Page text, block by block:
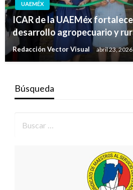
UAEMÉX
ICAR de la UAEMéx
desarrollo agropecuario y
Redacción Vector Visual abril 23, 2026
Búsqueda